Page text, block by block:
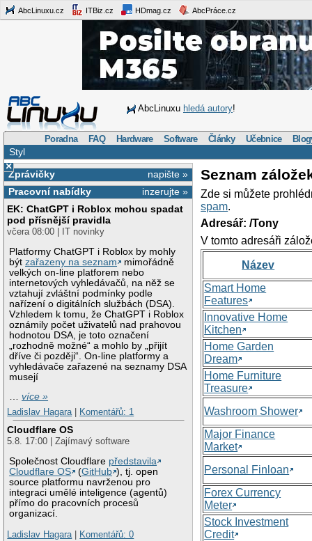
AbcLinuxu.cz ITBiz.cz HDmag.cz AbcPráce.cz
AbcLinuxu hledá autory!
Poradna FAQ Hardware Software Články Učebnice
Styl
×
napište »
Zprávičky
inzerujte »
Pracovní nabídky
EK: ChatGPT i Roblox mohou spadat
pod přísnější pravidla
včera 08:00 | IT novinky
Platformy ChatGPT i Roblox by mohly
býtzařazeny na seznam
mimořádně
velkých on-line platforem nebo
internetových vyhledávačů, na něž se
vztahují zvláštní podmínky podle
nařízení o digitálních službách (DSA).
Vzhledem k tomu, že ChatGPT i Roblox
oznámily počet uživatelů nad prahovou
hodnotou DSA, je toto označení
„rozhodně možné“ a mohlo by „přijít
dříve či později“. On-line platformy a
vyhledávače zařazené na seznamy DSA
musejí
…více »
Ladislav Hagara
Komentářů: 1
Cloudflare OS
5.8. 17:00 | Zajímavý software
Společnost Cloudflare představila
Cloudflare OS
(GitHub ), tj. open
source platformu navrženou pro
integraci umělé inteligence (agentů)
přímo do pracovních procesů
organizací.
Ladislav Hagara
Komentářů: 0
Seznam
Zde si můžete
spam.
Adresář: /Tony
V tomto adresáři
Název
Smart Home
Features
Innovative Home
Kitchen
Home Garden
Dream
Home Furniture
Treasure
Washroom Shower
Major Finance
Market
Personal Finloan
Forex Currency
Meter
Stock Investment
Credit